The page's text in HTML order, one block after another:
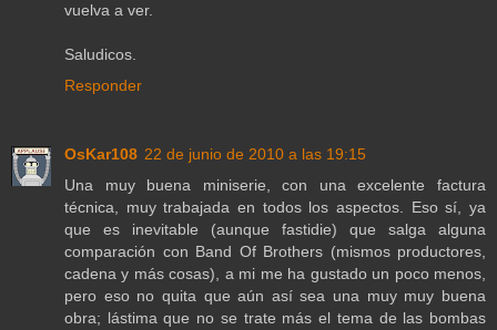
vuelva a ver.
Saludicos.
Responder
OsKar108 22 de junio de 2010 a las 19:15
Una muy buena miniserie, con una excelente factura
técnica, muy trabajada en todos los aspectos. Eso sí, ya
que es inevitable (aunque fastidie) que salga alguna
comparación con Band Of Brothers (mismos productores,
cadena y más cosas), a mi me ha gustado un poco menos,
pero eso no quita que aún así sea una muy muy buena
obra; lástima que no se trate más el tema de las bombas